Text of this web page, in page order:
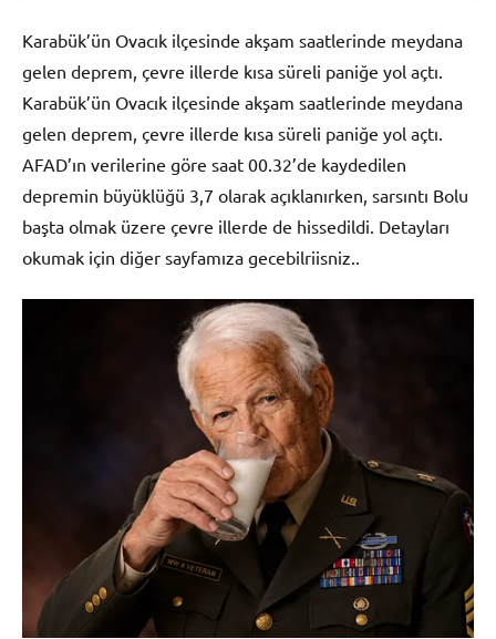
Karabük’ün Ovacık ilçesinde akşam saatlerinde meydana
gelen deprem, çevre illerde kısa süreli paniğe yol açtı.
Karabük’ün Ovacık ilçesinde akşam saatlerinde meydana
gelen deprem, çevre illerde kısa süreli paniğe yol açtı.
AFAD’ın verilerine göre saat 00.32’de kaydedilen
depremin büyüklüğü 3,7 olarak açıklanırken, sarsıntı Bolu
başta olmak üzere çevre illerde de hissedildi. Detayları
okumak için diğer sayfamıza gecebilriisniz..